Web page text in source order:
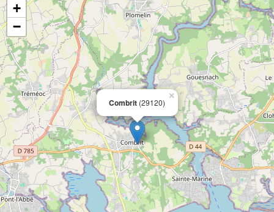
Combrit (29120)
×
+
−